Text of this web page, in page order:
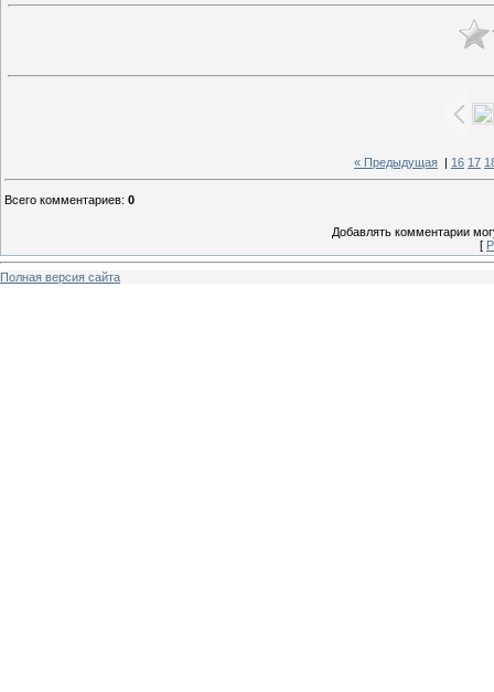
« Предыдущая 16 17
Всего комментариев: 0
Добавлять комментарии
[
Полная версия сайта